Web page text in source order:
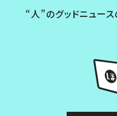
“人”のグッドニュー